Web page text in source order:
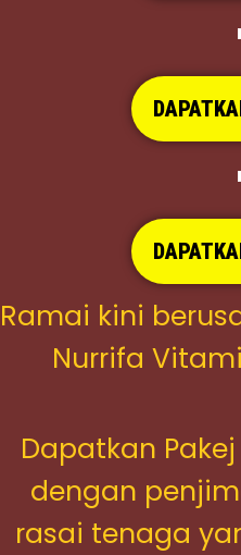
Ramai kini
Nurrifa
Dapatkan
dengan
rasai tenaga